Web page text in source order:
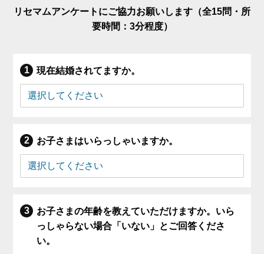
リセマムアンケートにご協力お願いします（全15問・所
要時間：3分程度）
現在結婚されてますか。
お子さまはいらっしゃいますか。
お子さまの年齢を教えていただけますか。いら
っしゃらない場合「いない」とご回答くださ
い。